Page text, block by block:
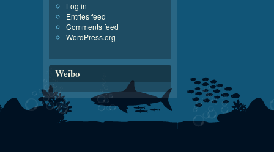
Log in
Entries feed
Comments feed
WordPress.org
Weibo